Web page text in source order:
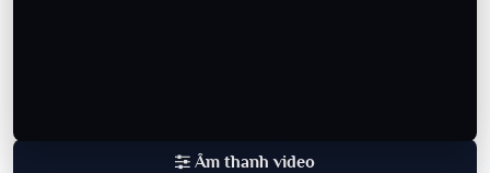
Âm thanh video